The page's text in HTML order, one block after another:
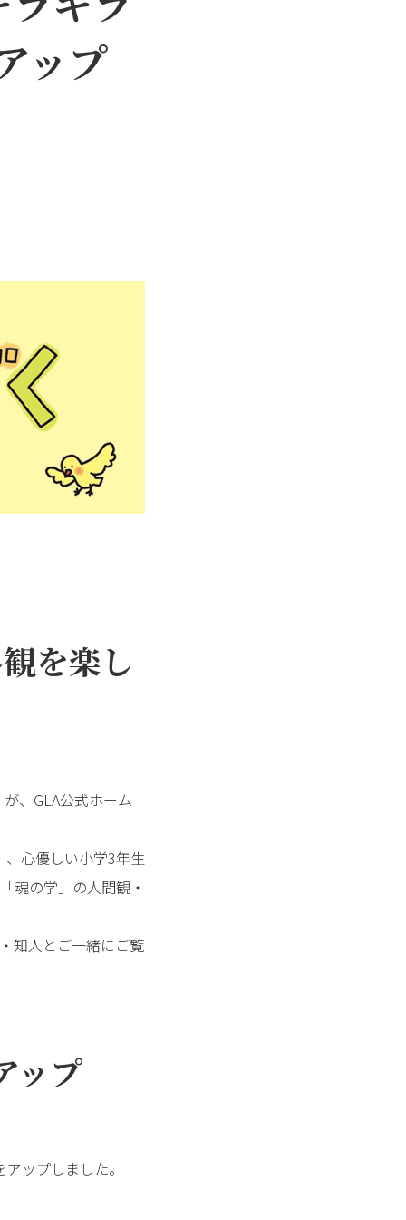
ップ
を楽し
、GLA公式ホーム
心優しい小学3年生
魂の学」の人間観・
知人とご一緒にご覧
ップ
ップしました。